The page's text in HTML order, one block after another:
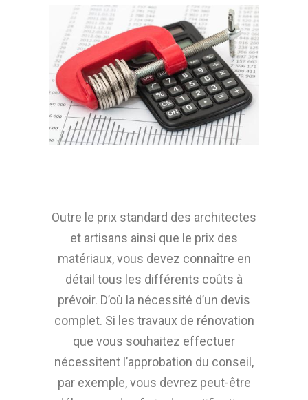
Outre le prix standard des architectes
et artisans ainsi que le prix des
matériaux, vous devez connaître en
détail tous les différents coûts à
prévoir. D’où la nécessité d’un devis
complet. Si les travaux de rénovation
que vous souhaitez effectuer
nécessitent l’approbation du conseil,
par exemple, vous devrez peut-être